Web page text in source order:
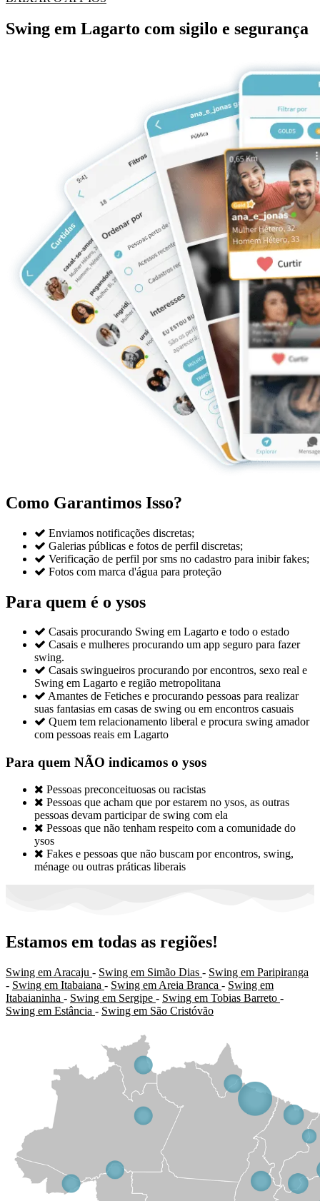
Swing em Lagarto com sigilo e segurança
Como Garantimos Isso?
 Enviamos notificações discretas;
 Galerias públicas e fotos de perfil discretas;
 Verificação de perfil por sms no cadastro para inibir fakes;
 Fotos com marca d'água para proteção
Para quem é o ysos
 Casais procurando Swing em Lagarto e todo o estado
 Casais e mulheres procurando um app seguro para fazer
swing.
 Casais swingueiros procurando por encontros, sexo real e
Swing em Lagarto e região metropolitana
 Amantes de Fetiches e procurando pessoas para realizar
suas fantasias em casas de swing ou em encontros casuais
 Quem tem relacionamento liberal e procura swing amador
com pessoas reais em Lagarto
Para quem NÃO indicamos o ysos
 Pessoas preconceituosas ou racistas
 Pessoas que acham que por estarem no ysos, as outras
pessoas devam participar de swing com ela
 Pessoas que não tenham respeito com a comunidade do
ysos
 Fakes e pessoas que não buscam por encontros, swing,
ménage ou outras práticas liberais
Estamos em todas as regiões!
Swing em Aracaju - Swing em Simão Dias - Swing em Paripiranga
- Swing em Itabaiana - Swing em Areia Branca - Swing em
Itabaianinha - Swing em Sergipe - Swing em Tobias Barreto -
Swing em Estância - Swing em São Cristóvão